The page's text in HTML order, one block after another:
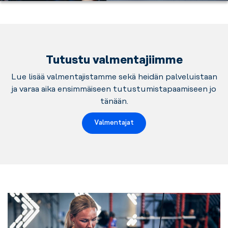
tiloissa.
Tutustu valmentajiimme
Lue lisää valmentajistamme sekä heidän palveluistaan
ja varaa aika ensimmäiseen tutustumistapaamiseen jo
tänään.
Valmentajat